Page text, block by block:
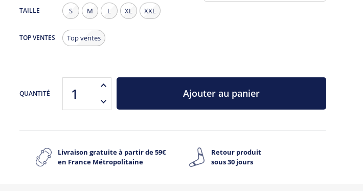
Chiné
TAILLE S M L XL XXL
TOP VENTES Top ventes
QUANTITÉ Ajouter au panier
Livraison gratuite à partir de 59€
en France Métropolitaine
Retour produit
sous 30 jours